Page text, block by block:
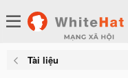
Tài liệu